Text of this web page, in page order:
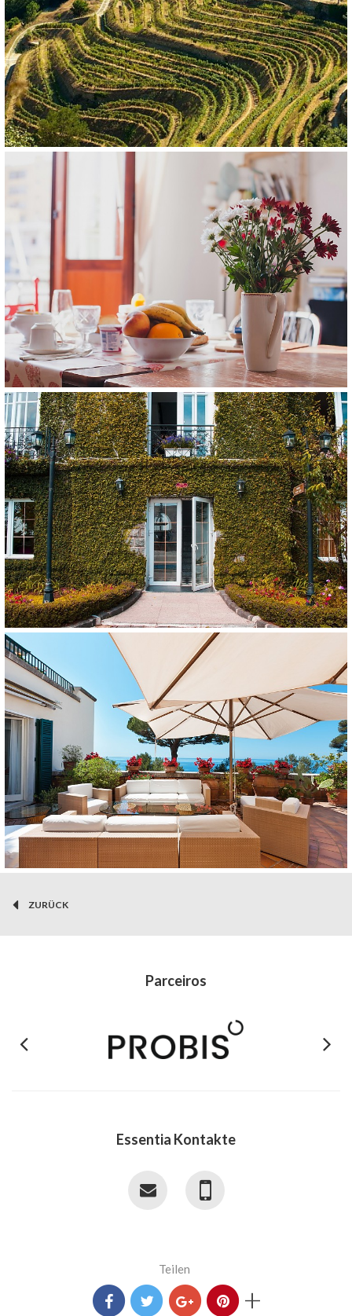
ZURÜCK
Parceiros
Previous Next
Essentia Kontakte
Teilen
+